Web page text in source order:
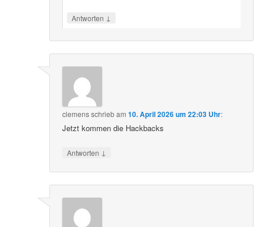
Antworten ↓
clemensschriebam10. April 2026 um 22:03 Uhr:
Jetzt kommen die Hackbacks
Antworten ↓